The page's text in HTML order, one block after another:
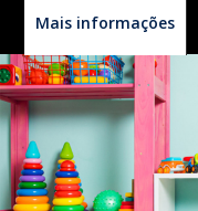
Mais informações